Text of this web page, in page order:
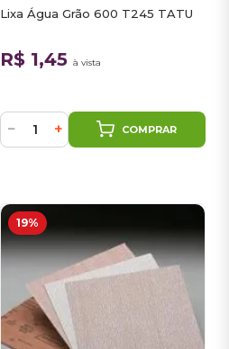
Lixa Água Grão 600 T245 TATU
R$ 1,45 à vista
− + COMPRAR
19%